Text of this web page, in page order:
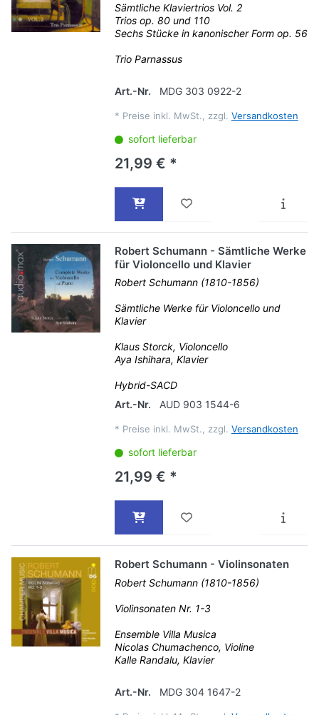
Sämtliche Klaviertrios Vol. 2
Trios op. 80 und 110
Sechs Stücke in kanonischer Form op. 56
Trio Parnassus
Art.-Nr. MDG 303 0922-2
* Preise inkl. MwSt., zzgl. Versandkosten
sofort lieferbar
21,99 € *
Robert Schumann - Sämtliche Werke
für Violoncello und Klavier
Robert Schumann (1810-1856)
Sämtliche Werke für Violoncello und
Klavier
Klaus Storck, Violoncello
Aya Ishihara, Klavier
Hybrid-SACD
Art.-Nr.
AUD 903 1544-6
* Preise inkl. MwSt., zzgl. Versandkosten
sofort lieferbar
21,99 € *
Robert Schumann - Violinsonaten
Robert Schumann (1810-1856)
Violinsonaten Nr. 1-3
Ensemble Villa Musica
Nicolas Chumachenco, Violine
Kalle Randalu, Klavier
Art.-Nr. MDG 304 1647-2